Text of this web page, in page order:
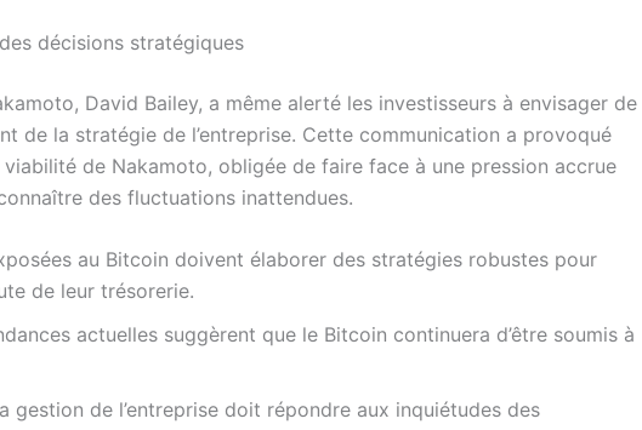
décisions stratégiques
David Bailey, a même alerté les investisseurs à envisager de
de la stratégie de l’entreprise. Cette communication a provoqué
viabilité de Nakamoto, obligée de faire face à une pression accrue
des fluctuations inattendues.
au Bitcoin doivent élaborer des stratégies robustes pour
de leur trésorerie.
actuelles suggèrent que le Bitcoin continuera d’être soumis à
gestion de l’entreprise doit répondre aux inquiétudes des